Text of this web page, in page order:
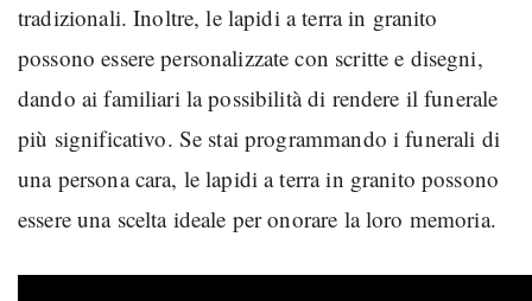
tradizionali. Inoltre, le lapidi a terra in granito
possono essere personalizzate con scritte e disegni,
dando ai familiari la possibilità di rendere il funerale
più significativo. Se stai programmando i funerali di
una persona cara, le lapidi a terra in granito possono
essere una scelta ideale per onorare la loro memoria.